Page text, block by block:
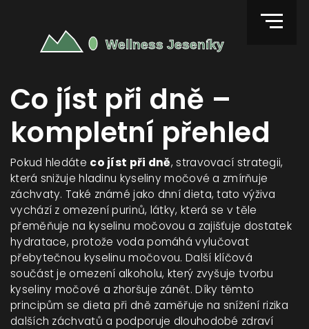
Co jíst při dně –
kompletní přehled
Pokud hledáte co jíst při dně,stravovací strategii,
která snižuje hladinu kyseliny močové a zmírňuje
záchvaty. Také známé jako dnní dieta, tato výživa
vychází z omezenípurinů, látky, která se v těle
přeměňuje na kyselinu močovou a zajišťuje dostatek
hydratace,protože voda pomáhá vylučovat
přebytečnou kyselinu močovou. Další klíčová
součást je omezení alkoholu, který zvyšuje tvorbu
kyseliny močové a zhoršuje zánět. Díky těmto
principům se dieta při dně zaměřuje na snížení rizika
dalších záchvatů a podporuje dlouhodobé zdraví